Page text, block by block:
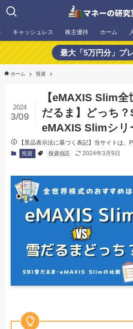
キャッシュレス 株主優待 ホーム
最大「5万円分」プ
ホーム 投資
【eMAXIS Slim
だるま】どっち？
eMAXIS Slimシリ
2024
3/09
【景品表示法に基づく表記】当サイトは、
投資 投資信託 2024年3月9日